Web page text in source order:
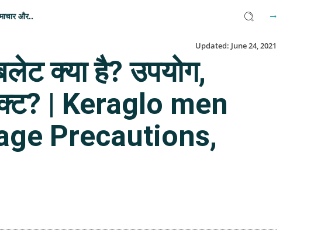
और..
Updated: June 24, 2021
क्या है? उपयोग,
| Keraglo men
Precautions,